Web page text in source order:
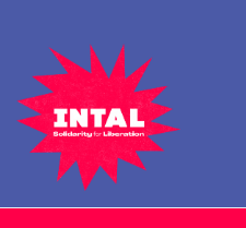
springen
Intal
Globalize Solidarity!